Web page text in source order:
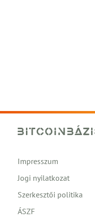
Impresszum
Jogi nyilatkozat
Szerkesztői politika
ÁSZF